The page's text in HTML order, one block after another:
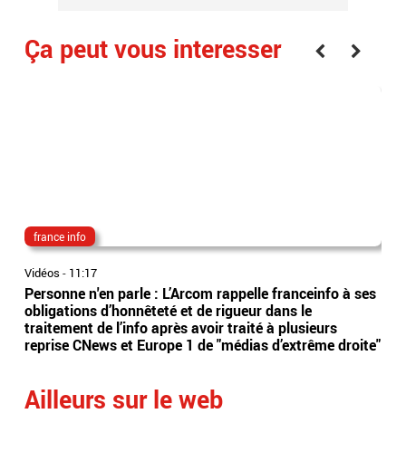
Ça peut vous interesser
france info
Vidéos - 11:17
Personne n'en parle : L’Arcom rappelle franceinfo à ses
obligations d’honnêteté et de rigueur dans le
traitement de l’info après avoir traité à plusieurs
reprise CNews et Europe 1 de "médias d’extrême droite"
Ailleurs sur le web